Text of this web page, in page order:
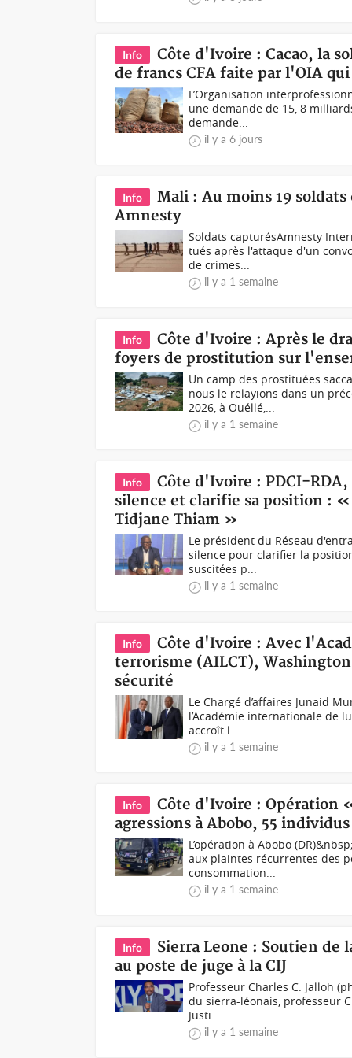
Info
Côte d'Ivoire : Cacao, la
de francs CFA faite par l'OIA
L’Organisation
une demande de 15, 8
demande...
il y a 6 jours
Info
Mali : Au moins 19
Amnesty
Soldats capturésAmnesty
tués après l'attaque d'un
de crimes...
il y a 1 semaine
Info
Côte d'Ivoire : Après le
foyers de prostitution sur
Un camp des prostituées
nous le relayions dans un
2026, à Ouéllé,...
il y a 1 semaine
Info
Côte d'Ivoire : PDCI-
silence et clarifie sa position :
Tidjane Thiam »
Le président du Réseau
silence pour clarifier la
suscitées p...
il y a 1 semaine
Info
Côte d'Ivoire : Avec
terrorisme (AILCT),
sécurité
Le Chargé d’affaires Junaid
l’Académie internationale de
accroît l...
il y a 1 semaine
Info
Côte d'Ivoire : Opération
agressions à Abobo, 55
L’opération à Abobo
aux plaintes récurrentes des
consommation...
il y a 1 semaine
Info
Sierra Leone : Soutien de
au poste de juge à la CIJ
Professeur Charles C. Jalloh
du sierra-léonais, professeur
Justi...
il y a 1 semaine